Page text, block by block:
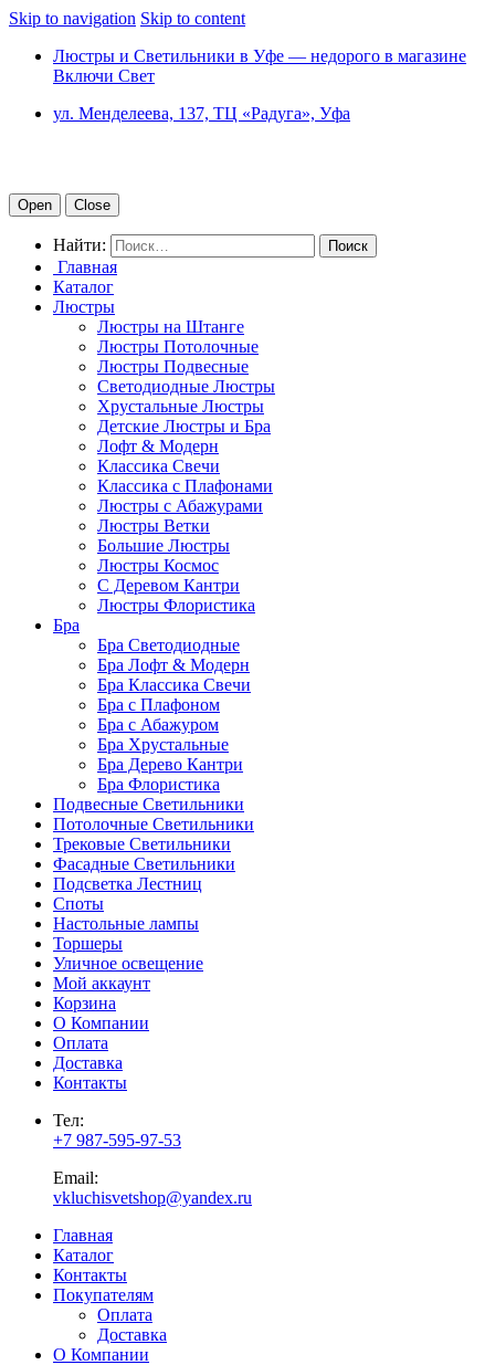
Skip to navigation Skip to content
Люстры и Светильники в Уфе — недорого в магазине
Включи Свет
ул. Менделеева, 137, ТЦ «Радуга», Уфа
Open Close
Найти:
Главная
Каталог
Люстры
Люстры на Штанге
Люстры Потолочные
Люстры Подвесные
Светодиодные Люстры
Хрустальные Люстры
Детские Люстры и Бра
Лофт & Модерн
Классика Свечи
Классика с Плафонами
Люстры с Абажурами
Люстры Ветки
Большие Люстры
Люстры Космос
С Деревом Кантри
Люстры Флористика
Бра
Бра Светодиодные
Бра Лофт & Модерн
Бра Классика Свечи
Бра с Плафоном
Бра с Абажуром
Бра Хрустальные
Бра Дерево Кантри
Бра Флористика
Подвесные Светильники
Потолочные Светильники
Трековые Светильники
Фасадные Светильники
Подсветка Лестниц
Споты
Настольные лампы
Торшеры
Уличное освещение
Мой аккаунт
Корзина
О Компании
Оплата
Доставка
Контакты
Тел:
+7 987-595-97-53
Email:
vkluchisvetshop@yandex.ru
Главная
Каталог
Контакты
Покупателям
Оплата
Доставка
О Компании